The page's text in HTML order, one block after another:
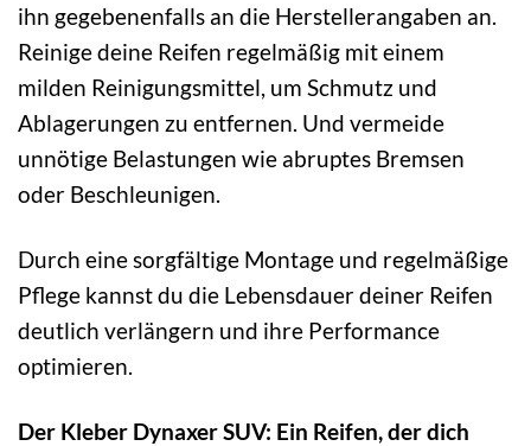
ihn gegebenenfalls an die Herstellerangaben an.
Reinige deine Reifen regelmäßig mit einem
milden Reinigungsmittel, um Schmutz und
Ablagerungen zu entfernen. Und vermeide
unnötige Belastungen wie abruptes Bremsen
oder Beschleunigen.
Durch eine sorgfältige Montage und regelmäßige
Pflege kannst du die Lebensdauer deiner Reifen
deutlich verlängern und ihre Performance
optimieren.
Der Kleber Dynaxer SUV: Ein Reifen, der dich